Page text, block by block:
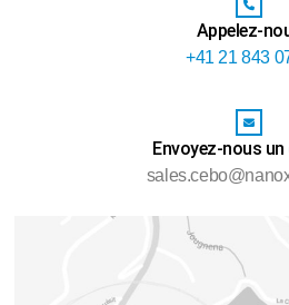
Appelez-
+41 21 843
Envoyez-nous un